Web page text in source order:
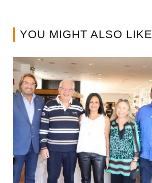
YOU MIGHT ALSO LIKE